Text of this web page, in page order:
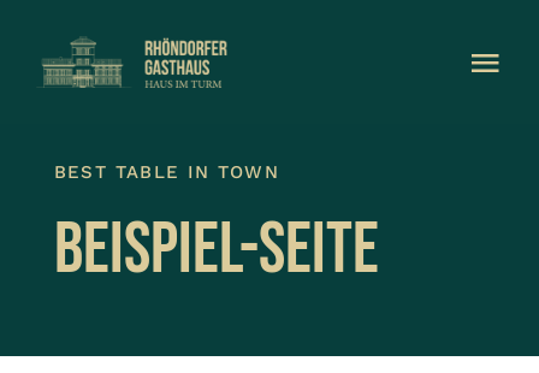
Inhalt
springen
Event
Event
BEST TABLE IN TOWN
Beispiel-Seite